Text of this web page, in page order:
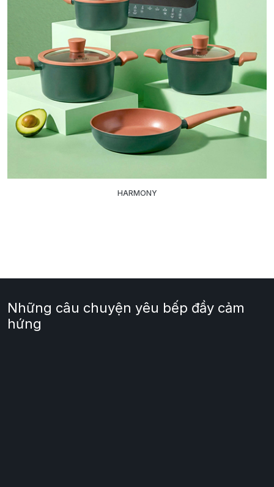
HARMONY
Những câu chuyện yêu bếp đầy cảm
hứng